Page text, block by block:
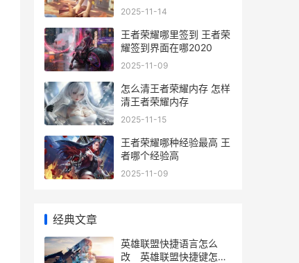
2025-11-14
王者荣耀哪里签到 王者荣
耀签到界面在哪2020
2025-11-09
怎么清王者荣耀内存 怎样
清王者荣耀内存
2025-11-15
王者荣耀哪种经验最高 王
者哪个经验高
2025-11-09
经典文章
英雄联盟快捷语言怎么
改 英雄联盟快捷键怎么